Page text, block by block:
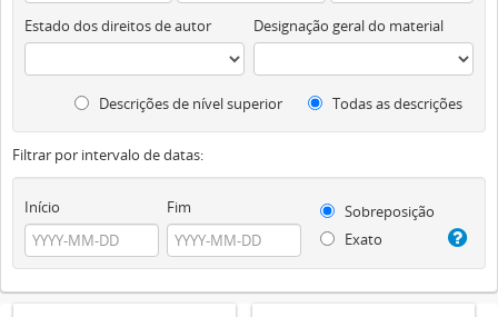
Estado dos direitos de autor Designação geral do material
Descrições de nível superior Todas as descrições
Filtrar por intervalo de datas:
Início Fim
Sobreposição
Exato